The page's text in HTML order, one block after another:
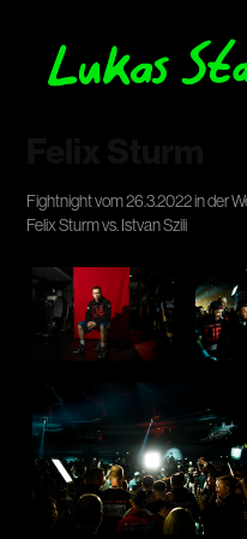
Fightnight vom 26.3.2022 in der
Felix Sturm vs. Istvan Szili